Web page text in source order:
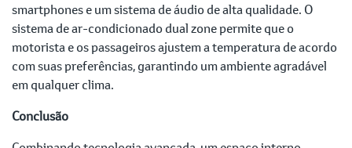
smartphones e um sistema de áudio de alta qualidade. O
sistema de ar-condicionado dual zone permite que o
motorista e os passageiros ajustem a temperatura de acordo
com suas preferências, garantindo um ambiente agradável
em qualquer clima.
Conclusão